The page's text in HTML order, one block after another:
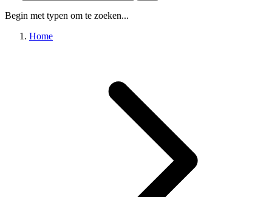
Begin met typen om te zoeken...
Home